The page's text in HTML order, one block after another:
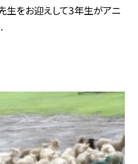
生をお迎えして3年生がアニ